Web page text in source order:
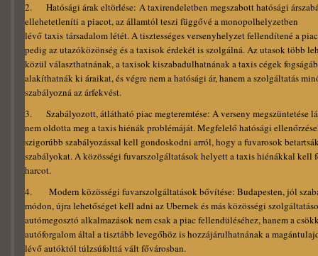
2. Hatósági árak eltörlése: A taxirendeletben megszabott hatósági
ellehetetleníti a piacot, az államtól teszi függővé a monopolhelyzetben
lévő taxis társadalom létét. A tisztességes versenyhelyzet fellendítené a
pedig az utazóközönség és a taxisok érdekét is szolgálná. Az utasok több
közül választhatnának, a taxisok kiszabadulhatnának a taxis cégek
alakíthatnák ki áraikat, és végre nem a hatósági ár, hanem a szolgáltatás
szabályozná az árfekvést.
3. Szabályozott, átlátható piac megteremtése: A verseny megszüntetése
nem oldotta meg a taxis hiénák problémáját. Megfelelő hatósági
szigorúbb szabályozással kell gondoskodni arról, hogy a fuvarosok
szabályokat. A közösségi fuvarszolgáltatások helyett a taxis hiénákkal kell
harcot.
4. Modern közösségi fuvarszolgáltatások bővítése: Budapesten, jól
módon, újra lehetőséget kell adni az Ubernek és más közösségi
autómegosztó alkalmazások nem csak a piac fellendüléséhez, hanem a
autóforgalom által a tisztább levegőhöz is hozzájárulhatnának a
lévő autóktól túlzsúfolttá vált fővárosban.